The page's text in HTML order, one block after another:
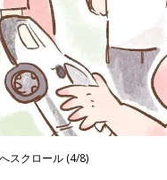
スクロール (4/8)